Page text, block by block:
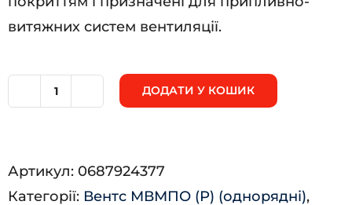
витяжних систем вентиляції.
МВМПО
кількість
ДОДАТИ У КОШИК
Артикул: 0687924377
Категорії: Вентс МВМПО (Р) (однорядні),